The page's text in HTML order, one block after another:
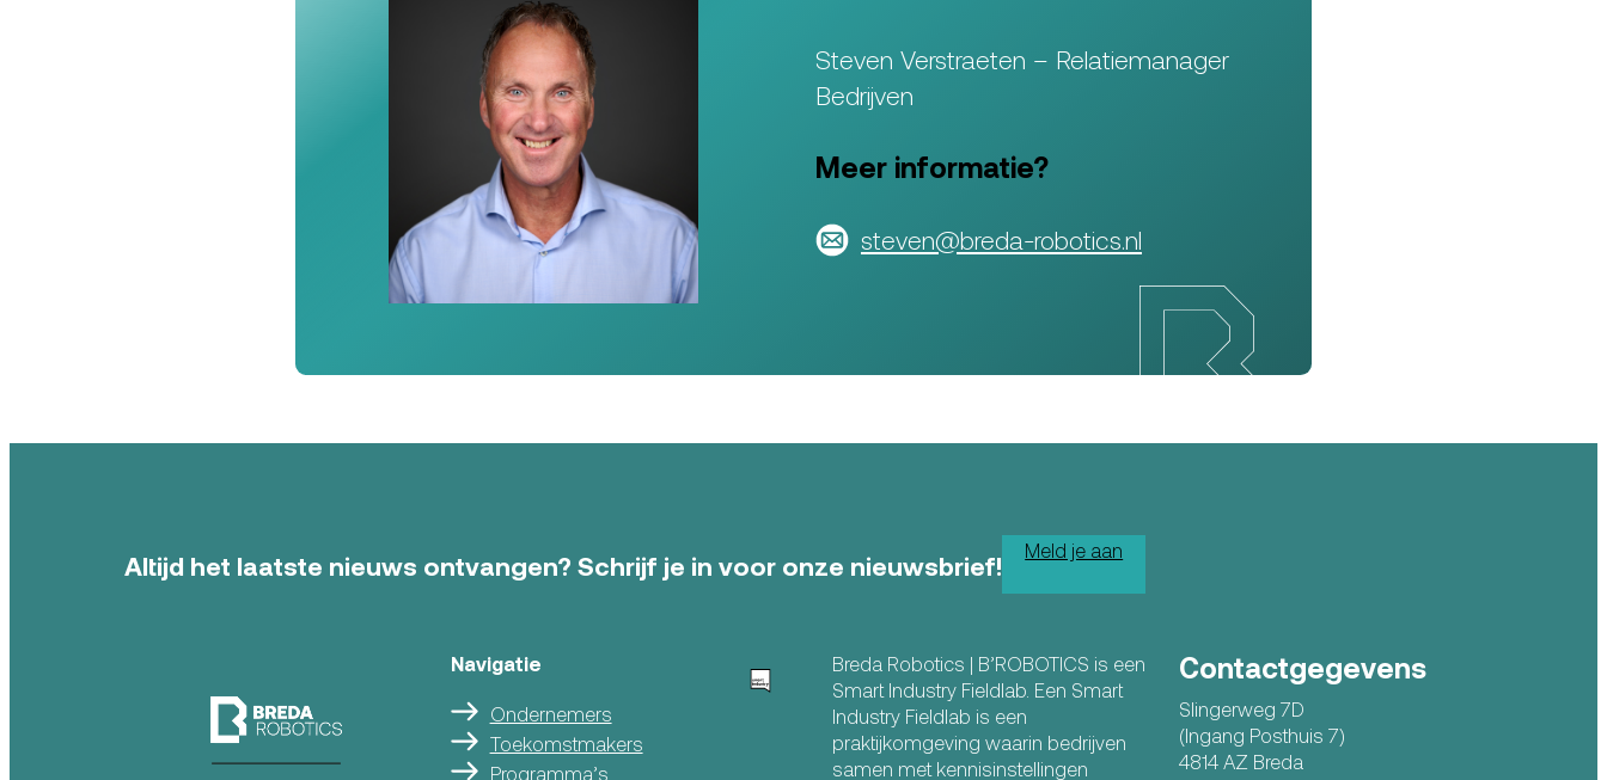
Steven Verstraeten – Relatiemanager
Bedrijven
Meer informatie?
steven@breda-robotics.nl
Altijd het laatste nieuws ontvangen? Schrijf je in voor onze nieuwsbrief! Meld je aan
Navigatie
Ondernemers
Toekomstmakers
Programma’s
Breda Robotics | B’ROBOTICS is een
Smart Industry Fieldlab. Een Smart
Industry Fieldlab is een
praktijkomgeving waarin bedrijven
samen met kennisinstellingen
Contactgegevens
Slingerweg 7D
(Ingang Posthuis 7)
4814 AZ Breda